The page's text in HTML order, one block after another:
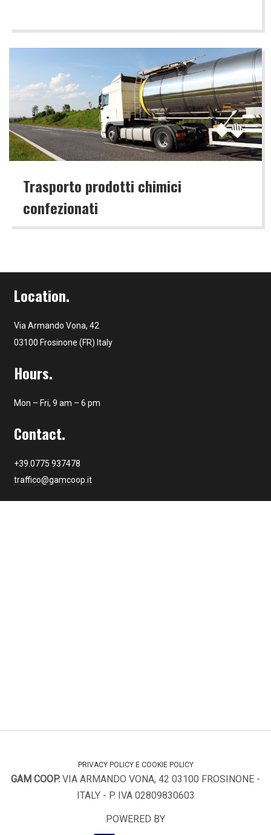
Trasporto prodotti chimici
confezionati
Location.
Via Armando Vona, 42
03100 Frosinone (FR) Italy
Hours.
Mon – Fri, 9 am – 6 pm
Contact.
+39.0775 937478
traffico@gamcoop.it
PRIVACY POLICY E COOKIE POLICY
GAM COOP. VIA ARMANDO VONA, 42 03100 FROSINONE -
ITALY - P. IVA 02809830603
POWERED BY